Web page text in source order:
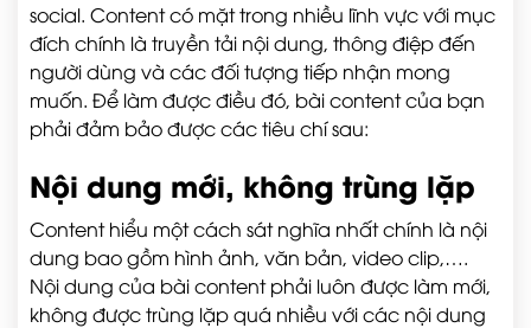
social. Content có mặt trong nhiều lĩnh vực với mục
đích chính là truyền tải nội dung, thông điệp đến
người dùng và các đối tượng tiếp nhận mong
muốn. Để làm được điều đó, bài content của bạn
phải đảm bảo được các tiêu chí sau:
Nội dung mới, không trùng lặp
Content hiểu một cách sát nghĩa nhất chính là nội
dung bao gồm hình ảnh, văn bản, video clip,….
Nội dung của bài content phải luôn được làm mới,
không được trùng lặp quá nhiều với các nội dung